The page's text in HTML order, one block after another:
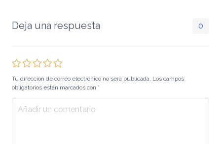
Deja una respuesta 0
Tu dirección de correo electrónico no será publicada. Los campos
obligatorios están marcados con *